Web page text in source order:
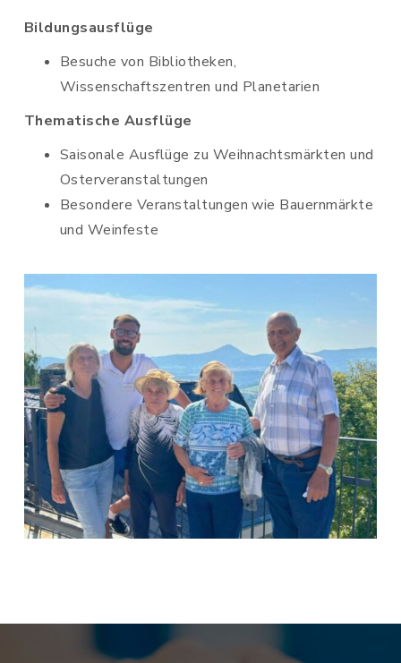
Bildungsausflüge
Besuche von Bibliotheken,
Wissenschaftszentren und Planetarien
Thematische Ausflüge
Saisonale Ausflüge zu Weihnachtsmärkten und
Osterveranstaltungen
Besondere Veranstaltungen wie Bauernmärkte
und Weinfeste